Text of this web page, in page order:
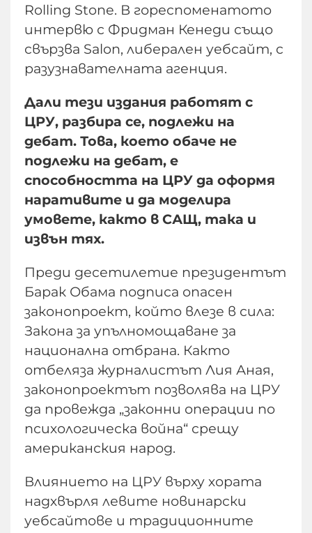
Rolling Stone. В гореспоменатото
интервю с Фридман Кенеди също
свързва Salon, либерален уебсайт, с
разузнавателната агенция.
Дали тези издания работят с
ЦРУ, разбира се, подлежи на
дебат. Това, което обаче не
подлежи на дебат, е
способността на ЦРУ да оформя
наративите и да моделира
умовете, както в САЩ, така и
извън тях.
Преди десетилетие президентът
Барак Обама подписа опасен
законопроект, който влезе в сила:
Закона за упълномощаване за
национална отбрана. Както
отбеляза журналистът Лия Аная,
законопроектът позволява на ЦРУ
да провежда „законни операции по
психологическа война“ срещу
американския народ.
Влиянието на ЦРУ върху хората
надхвърля левите новинарски
уебсайтове и традиционните